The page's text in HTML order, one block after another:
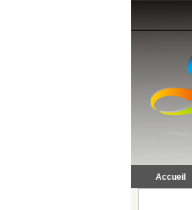
Accueil